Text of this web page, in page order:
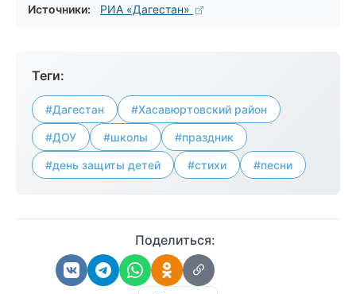
Источники: РИА «Дагестан»
Теги:
#Дагестан #Хасавюртовский район
#ДОУ #школы #праздник
#день защиты детей #стихи #песни
Поделиться: